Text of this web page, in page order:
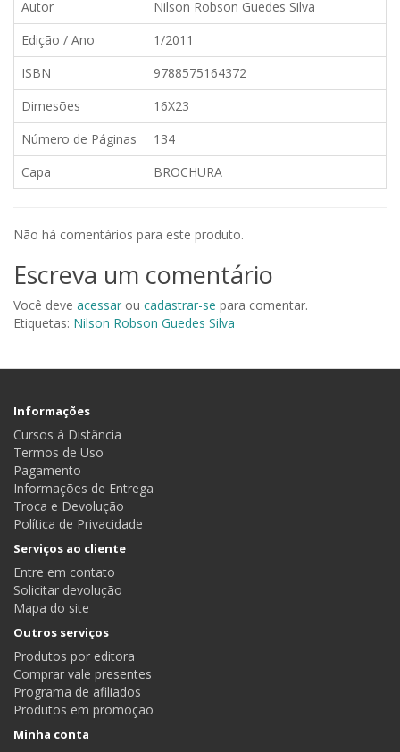
Autor
Nilson Robson Guedes Silva
Edição / Ano
1/2011
ISBN
9788575164372
Dimesões
16X23
Número de Páginas
134
Capa
BROCHURA
Não há comentários para este produto.
Escreva um comentário
Você deve acessar ou cadastrar-se para comentar.
Etiquetas: Nilson Robson Guedes Silva
Informações
Cursos à Distância
Termos de Uso
Pagamento
Informações de Entrega
Troca e Devolução
Política de Privacidade
Serviços ao cliente
Entre em contato
Solicitar devolução
Mapa do site
Outros serviços
Produtos por editora
Comprar vale presentes
Programa de afiliados
Produtos em promoção
Minha conta